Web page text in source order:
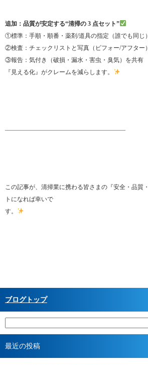
追加：品質が安定する“清掃の 3 点セット”
①標準：手順・順番・薬剤/道具の指定（誰でも同じ）
②検査：チェックリストと写真（ビフォー/アフター）
③報告：気付き（破損・漏水・害虫・臭気）を共有
『見える化』がクレームを減らします。
――――――――――――――――――――
この記事が、清掃業に携わる皆さまの『安全・品質
トになれば幸いで
す。
ブログトップ
最近の投稿